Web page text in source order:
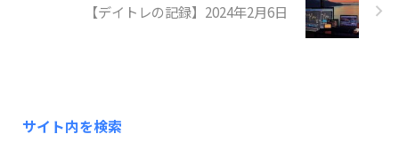
【デイトレの記録】2024年2月6日
サイト内を検索